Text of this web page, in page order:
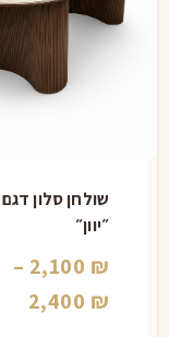
שולחן סלון דגם
״יוון״
2,100 ₪
–
2,400 ₪